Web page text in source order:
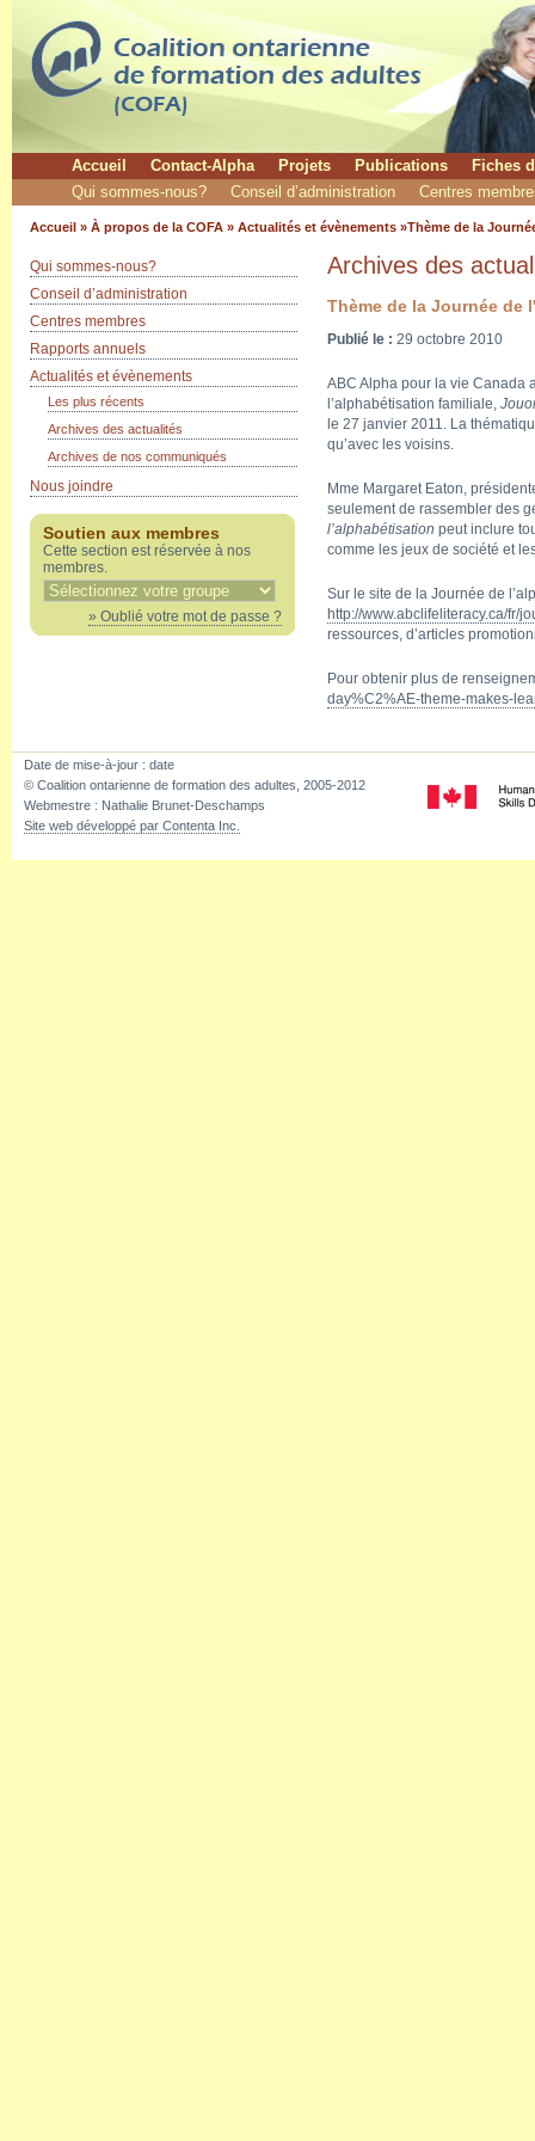
Accueil Contact-Alpha Projets Publications
Fiches
Qui sommes-nous?
Conseil d’administration Centres
Accueil » À propos de la COFA » Actualités et évènements »Thème de la
Qui sommes-nous?
Conseil d’administration
Centres membres
Rapports annuels
Actualités et évènements
Les plus récents
Archives des actualités
Archives de nos communiqués
Nous joindre
Soutien aux membres
Cette section est réservée à nos
membres.
» Oublié votre mot de passe ?
Archives des
Thème de la Journée de
Publié le : 29 octobre 2010
ABC Alpha pour la vie Canada
l’alphabétisation familiale,
le 27 janvier 2011. La
qu’avec les voisins.
Mme Margaret Eaton,
seulement de rassembler des
l’alphabétisation peut inclure
comme les jeux de société et
Sur le site de la Journée de
http://www.abclifeliteracy.ca/fr/
ressources, d’articles
Pour obtenir plus de
day%C2%AE-theme-makes-
Date de mise-à-jour : date
© Coalition ontarienne de formation des adultes, 2005-2012
Webmestre : Nathalie Brunet-Deschamps
Site web développé par Contenta Inc.